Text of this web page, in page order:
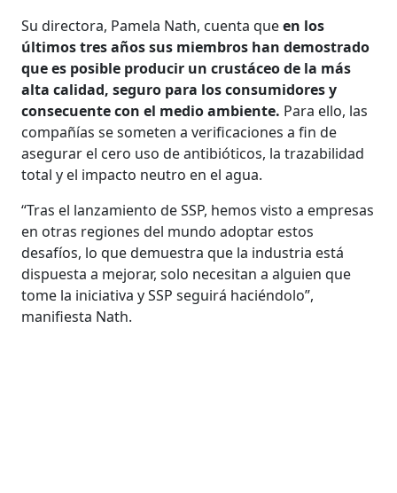
Su directora, Pamela Nath, cuenta queen los
últimos tres años sus miembros han demostrado
que es posible producir un crustáceo de la más
alta calidad, seguro para los consumidores y
consecuente con el medio ambiente. Para ello, las
compañías se someten a verificaciones a fin de
asegurar el cero uso de antibióticos, la trazabilidad
total y el impacto neutro en el agua.
“Tras el lanzamiento de SSP, hemos visto a empresas
en otras regiones del mundo adoptar estos
desafíos, lo que demuestra que la industria está
dispuesta a mejorar, solo necesitan a alguien que
tome la iniciativa y SSP seguirá haciéndolo”,
manifiesta Nath.